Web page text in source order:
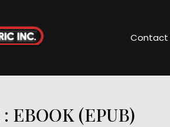
Contact
EBOOK (EPUB)